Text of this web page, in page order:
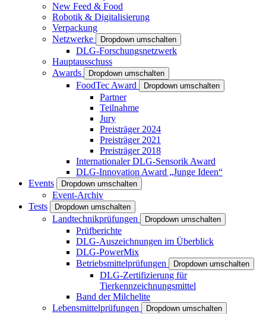
New Feed & Food
Robotik & Digitalisierung
Verpackung
Netzwerke
Dropdown umschalten
DLG-Forschungsnetzwerk
Hauptausschuss
Awards
Dropdown umschalten
FoodTec Award Dropdown umschalten
Partner
Teilnahme
Jury
Preisträger 2024
Preisträger 2021
Preisträger 2018
Internationaler DLG-Sensorik Award
DLG-Innovation Award „Junge Ideen“
Events
Dropdown umschalten
Event-Archiv
Tests
Dropdown umschalten
Landtechnikprüfungen Dropdown umschalten
Prüfberichte
DLG-Auszeichnungen im Überblick
DLG-PowerMix
Betriebsmittelprüfungen
Dropdown umschalten
DLG-Zertifizierung für
Tierkennzeichnungsmittel
Band der Milchelite
Lebensmittelprüfungen
Dropdown umschalten